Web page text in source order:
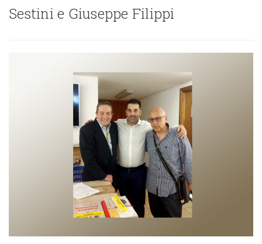
Sestini e Giuseppe Filippi